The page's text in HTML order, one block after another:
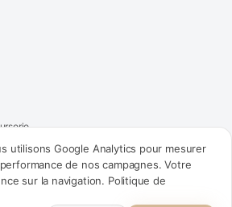
utilisons Google Analytics pour mesurer
de nos campagnes. Votre
sur la navigation. Politique de